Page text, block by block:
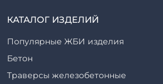
КАТАЛОГ ИЗДЕЛИЙ
Популярные ЖБИ изделия
Бетон
Траверсы железобетонные